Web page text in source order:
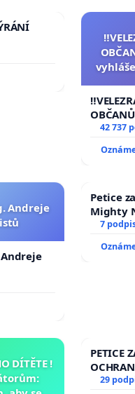
na
na
42 737
Andreje
Petice
Mighty
7
DÍTĚTE !
PETICE
29